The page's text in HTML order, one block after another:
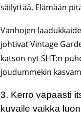
säilyttää. Elämään
Vanhojen
johtivat Vintage
katson nyt SHT:n
joudummekin
3.⁠ ⁠Kerro vapaasti
kuvaile vaikka